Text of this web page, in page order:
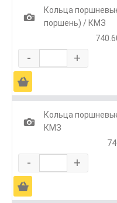
1
Кольца
поршень) / КМЗ
- +
Ä
1
Кольца
КМЗ
- +
Ä